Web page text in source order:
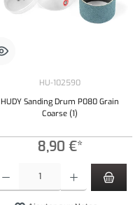
HU-102590
HUDY Sanding Drum P080 Grain
Coarse (1)
8,90 €*